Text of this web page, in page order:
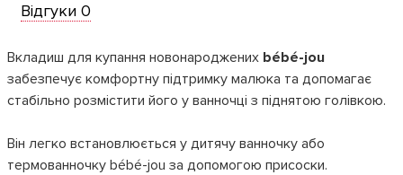
Відгуки 0
Вкладиш для купання новонароджених bébé-jou
забезпечує комфортну підтримку малюка та допомагає
стабільно розмістити його у ванночці з піднятою голівкою.
Він легко встановлюється у дитячу ванночку або
термованночку bébé-jou за допомогою присоски.